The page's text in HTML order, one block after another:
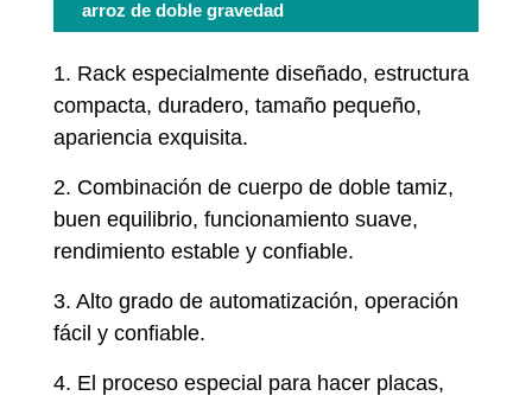
arroz de doble gravedad
1. Rack especialmente diseñado, estructura
compacta, duradero, tamaño pequeño,
apariencia exquisita.
2. Combinación de cuerpo de doble tamiz,
buen equilibrio, funcionamiento suave,
rendimiento estable y confiable.
3. Alto grado de automatización, operación
fácil y confiable.
4. El proceso especial para hacer placas,